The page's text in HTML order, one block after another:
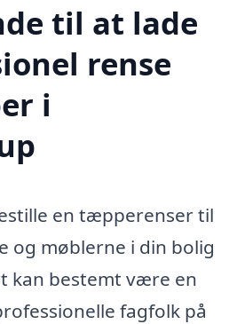
til at lade
rense
i
en tæpperenser til
og møblerne i din bolig
kan bestemt være en
fagfolk på